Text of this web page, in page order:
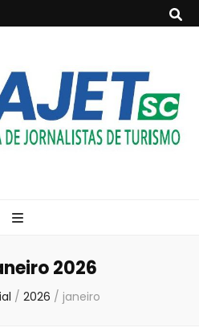
2026
/ 2026 / janeiro